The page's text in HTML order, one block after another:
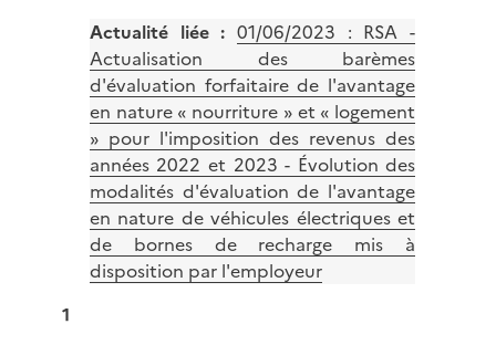
Actualité liée : 01/06/2023 : RSA -
Actualisation des barèmes
d'évaluation forfaitaire de l'avantage
en nature « nourriture » et « logement
» pour l'imposition des revenus des
années 2022 et 2023 - Évolution des
modalités d'évaluation de l'avantage
en nature de véhicules électriques et
de bornes de recharge mis à
disposition par l'employeur
1